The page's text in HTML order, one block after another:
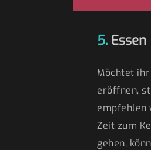
5. Essen
Möchtet
eröffnen,
empfehlen
Zeit zum
gehen,